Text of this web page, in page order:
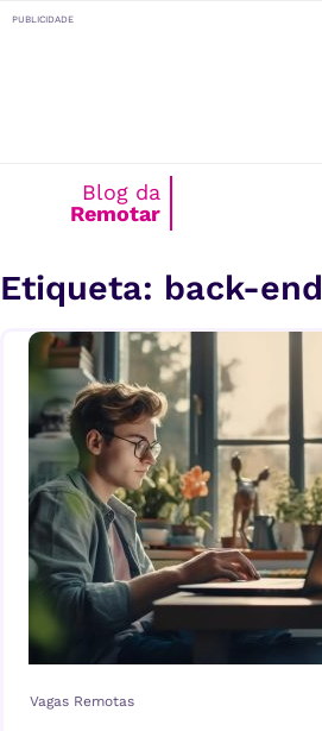
conteúdo
PUBLICIDADE
Blog da
Remotar
Etiqueta: back-end
Vagas Remotas